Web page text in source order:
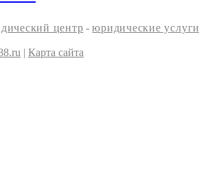
центр -юридические
| Карта сайта